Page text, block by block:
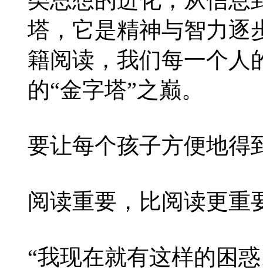
塔，它是精神与智力逐
籍阅读，我们每一个人
的“金字塔”之巅。
要让每个孩子方便地得
阅读重要，比阅读更重
“我现在就有这样的困